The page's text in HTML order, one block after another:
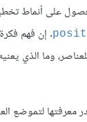
على أنماط
. إن فهم
وما الذي
لتموضع